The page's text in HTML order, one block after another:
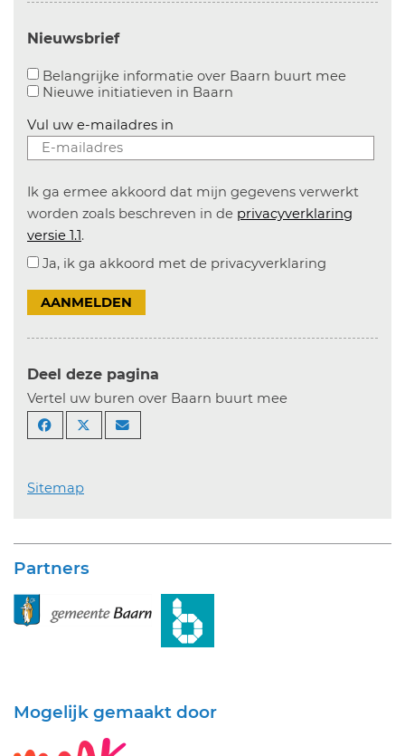
Nieuwsbrief
Belangrijke informatie over Baarn buurt mee
Nieuwe initiatieven in Baarn
Vul uw e-mailadres in
Ik ga ermee akkoord dat mijn gegevens verwerkt
worden zoals beschreven in de privacyverklaring
versie 1.1.
Ja, ik ga akkoord met de privacyverklaring
AANMELDEN
Deel deze pagina
Vertel uw buren over Baarn buurt mee
Sitemap
Partners
Mogelijk gemaakt door